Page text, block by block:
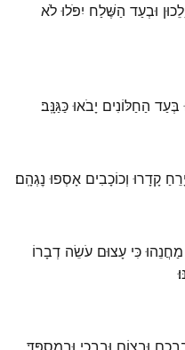
וּבְעַד הַשֶּׁלַח יִפֹּלוּ לֹא
הַחַלּוֹנִים יָבֹאוּ כַּגַּנָּֽב׃
קָדָרוּ וְכוֹכָבִים אָסְפוּ נׇגְהָֽם׃
מַחֲנֵהוּ כִּי עָצוּם עֹשֵׂה דְבָרוֹ
וּבְצוֹם וּבִבְכִי וּבְמִסְפֵּֽד׃